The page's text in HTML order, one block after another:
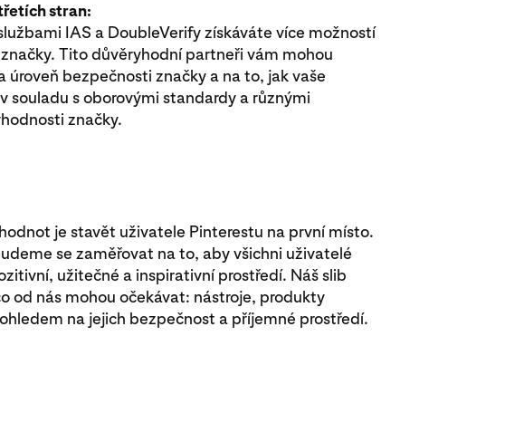
stran:
IAS a DoubleVerify získáváte více možností
Tito důvěryhodní partneři vám mohou
bezpečnosti značky a na to, jak vaše
souladu s oborovými standardy a různými
značky.
je stavět uživatele Pinterestu na první místo.
se zaměřovat na to, aby všichni uživatelé
užitečné a inspirativní prostředí. Náš slib
od nás mohou očekávat: nástroje, produkty
na jejich bezpečnost a příjemné prostředí.